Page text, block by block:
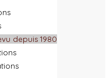
depuis 1980